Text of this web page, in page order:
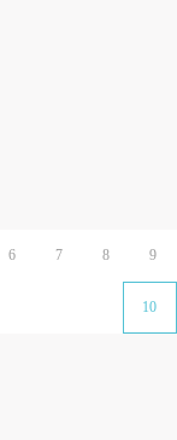
6 7 8 9
10